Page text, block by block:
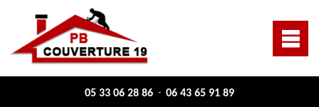
05 33 06 28 86 - 06 43 65 91 89